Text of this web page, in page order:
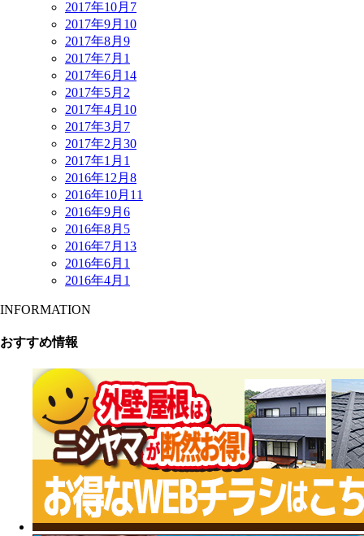
2017年10月 7
2017年9月 10
2017年8月 9
2017年7月 1
2017年6月 14
2017年5月 2
2017年4月 10
2017年3月 7
2017年2月 30
2017年1月 1
2016年12月 8
2016年10月 11
2016年9月 6
2016年8月 5
2016年7月 13
2016年6月 1
2016年4月 1
INFORMATION
おすすめ情報